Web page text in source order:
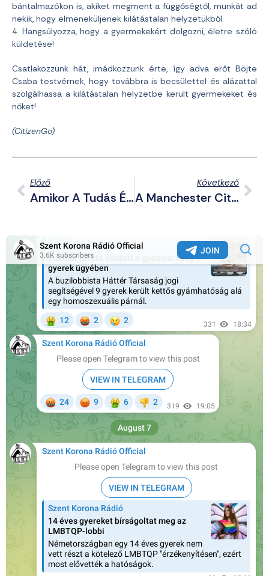
bántalmazókon is, akiket megment a függőségtől, munkát ad
nekik, hogy elmeneküljenek kilátástalan helyzetükből.
4. Hangsúlyozza, hogy a gyermekekért dolgozni, életre szóló
küldetése!
Csatlakozzunk hát, imádkozzunk érte, így adva erőt Böjte
Csaba testvérnek, hogy továbbra is becsülettel és alázattal
szolgálhassa a kilátástalan helyzetbe került gyermekeket és
nőket!
(CitizenGo)
Előző
Amikor A Tudás Életet Ment: 40 Napon Át Életben Maradt A Dzsungelben 4 Gyermek, Köztük Egy Egyéves
Következő
A Manchester City-Ben Nevelkedő, Wolfsburgban Focizó Migráns Homofób